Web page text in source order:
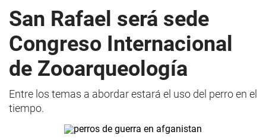
San Rafael será sede
Congreso Internacional
de Zooarqueología
Entre los temas a abordar estará el uso del perro en el
tiempo.